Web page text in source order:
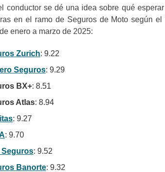
conductor se dé una idea sobre qué
en el ramo de Seguros de Moto según
enero a marzo de 2025:
Zurich: 9.22
Seguros: 9.29
BX+: 8.51
Atlas: 8.94
: 9.27
: 9.70
Seguros: 9.52
Banorte: 9.32